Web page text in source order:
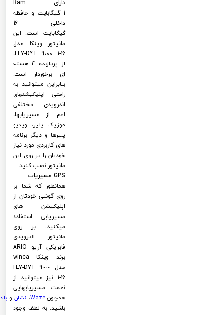
دارای Ram
1 گیگابایت و حافظه
داخلی 16
گیگابایت است. این
مانیتور وینکا مدل
FLY-DYT 9000 1-16،
از پردازنده 4 هسته
ای برخوردار است.
بنابراین میتوانید به
راحتی اپلیکیشنهای
اندرویدی مختلفی
اعم از مسیریابها،
موزیک پلیر، ویدیو
پلیرها و دیگر برنامه
های کاربردی مورد نیاز
خودتان را بر روی این
مانیتور نصب کنید.
GPS مسیریاب
همانطور که شما بر
روی گوشی خودتان از
اپلیکیشن های
مسیریابی استفاده
میکنید، بر روی
مانیتور اندرویدی
فابریکی آریو ARIO
برند وینکا winca
مدل FLY-DYT 9000
1-16 نیز میتوانید از
نعمت مسیریابهایی
همچونWaze، نشان و بلد
باشید. به لطف وجود